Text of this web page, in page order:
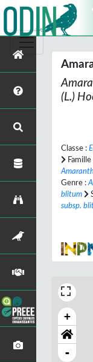
(L.)
Classe :
Famille
Genre :
blitum
subsp.
+
-